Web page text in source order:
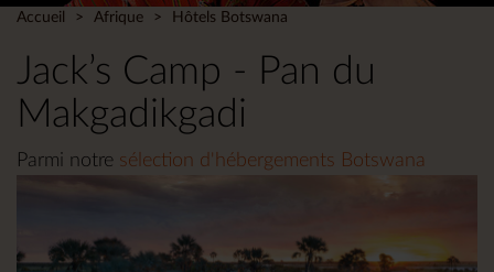
Accueil Afrique Hôtels Botswana
Jack’s Camp - Pan du
Makgadikgadi
Parmi notre sélection d'hébergements Botswana